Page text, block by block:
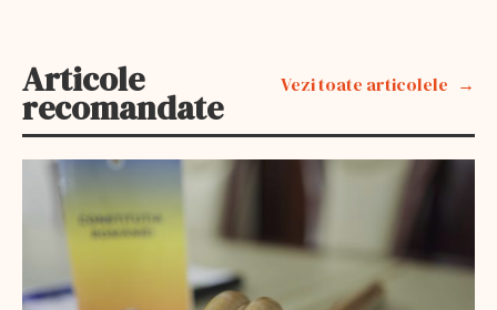
Articole
recomandate
Vezi toate articolele